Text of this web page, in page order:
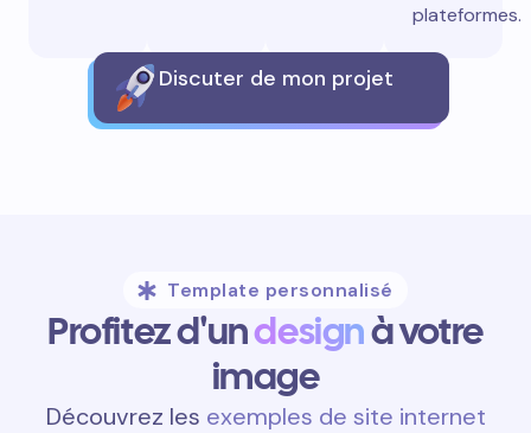
plateformes.
Discuter de mon projet
Template personnalisé
Profitez d'undesignà votre
image
Découvrez les exemples de site internet